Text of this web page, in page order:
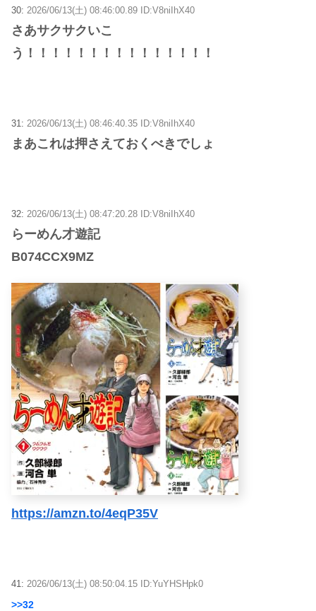
30: 2026/06/13(土) 08:46:00.89 ID:V8niIhX40
さあサクサクいこ
う！！！！！！！！！！！！！！！
31: 2026/06/13(土) 08:46:40.35 ID:V8niIhX40
まあこれは押さえておくべきでしょ
32: 2026/06/13(土) 08:47:20.28 ID:V8niIhX40
らーめん才遊記
B074CCX9MZ
https://amzn.to/4eqP35V
41: 2026/06/13(土) 08:50:04.15 ID:YuYHSHpk0
>>32